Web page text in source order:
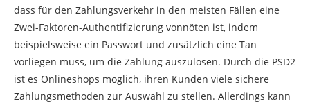
dass für den Zahlungsverkehr in den meisten Fällen eine
Zwei-Faktoren-Authentifizierung vonnöten ist, indem
beispielsweise ein Passwort und zusätzlich eine Tan
vorliegen muss, um die Zahlung auszulösen. Durch die PSD2
ist es Onlineshops möglich, ihren Kunden viele sichere
Zahlungsmethoden zur Auswahl zu stellen. Allerdings kann